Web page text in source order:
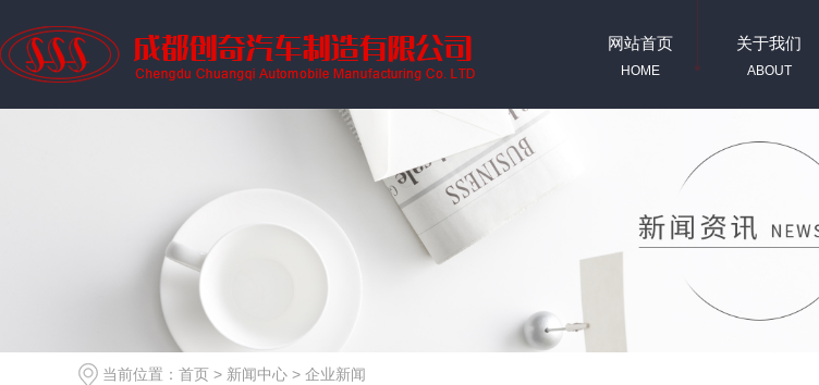
网站首页
HOME
关于我们
ABOUT
当前位置： 首页 > 新闻中心 > 企业新闻